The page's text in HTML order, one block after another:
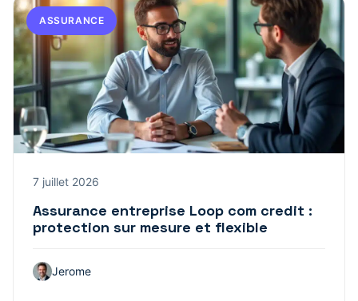
ASSURANCE
7 juillet 2026
Assurance entreprise Loop com credit :
protection sur mesure et flexible
Jerome